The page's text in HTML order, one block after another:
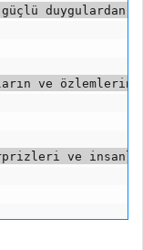
duygulardan
ve özlemlerin
ve